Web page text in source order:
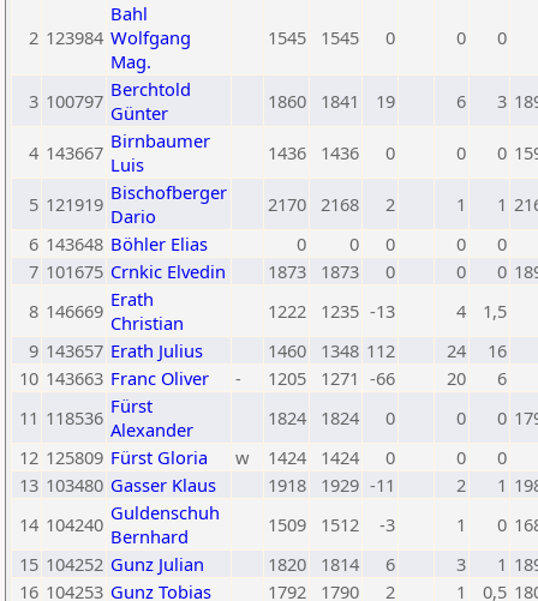
2 123984
Bahl
Wolfgang
Mag.
1545 1545 0 0 0
3 100797 Berchtold
Günter
1860 1841 19 6 3
4 143667 Birnbaumer
Luis
1436 1436 0 0 0
5 121919 Bischofberger
Dario
2170 2168 2 1 1
6 143648 Böhler Elias 0 0 0 0
0
7 101675 Crnkic Elvedin 1873 1873 0 0 0
8 146669 Erath
Christian
1222 1235 -13 4
1,5
9 143657 Erath Julius 1460 1348 112 24
16
10 143663 Franc Oliver - 1205 1271 -66 20
6
11 118536 Fürst
Alexander
1824 1824 0 0 0
12 125809 Fürst Gloria w 1424 1424 0 0
0
13 103480 Gasser Klaus 1918 1929 -11 2 1
14 104240 Guldenschuh
Bernhard
1509 1512 -3 1 0
15 104252 Gunz Julian 1820 1814 6 3 1
16 104253 Gunz Tobias 1792 1790 2 1 0,5